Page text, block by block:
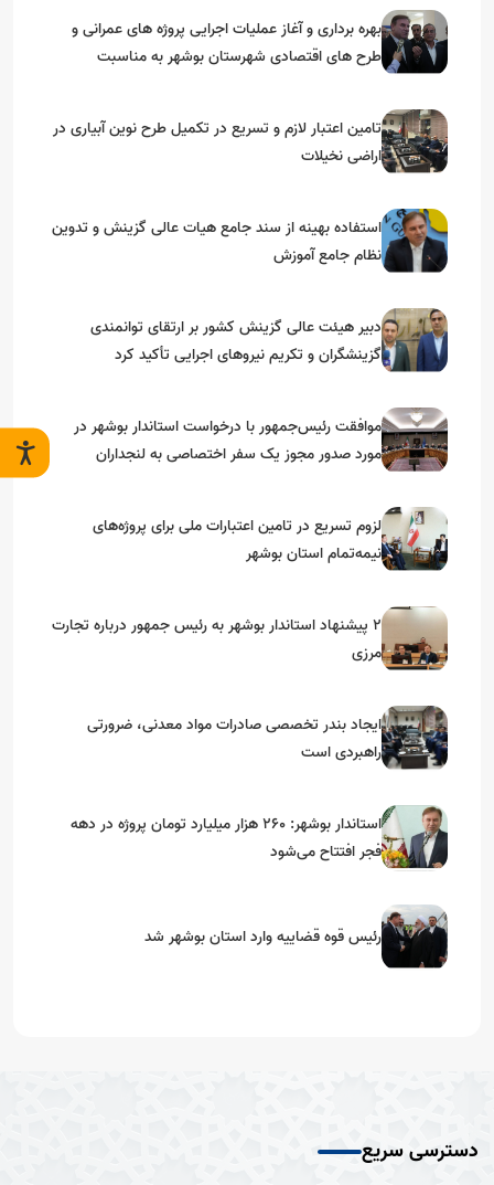
بهره برداری و آغاز عملیات اجرایی پروژه های عمرانی و
طرح های اقتصادی شهرستان بوشهر به مناسبت
تامین اعتبار لازم و تسریع در تکمیل طرح نوین آبیاری در
اراضی نخیلات
استفاده بهینه از سند جامع هیات عالی گزینش و‌ تدوین
نظام جامع آموزش
دبیر هیئت عالی گزینش کشور بر ارتقای توانمندی
گزینشگران و تکریم نیروهای اجرایی تأکید کرد
موافقت رئیس‌جمهور با درخواست استاندار بوشهر در
مورد صدور مجوز یک سفر اختصاصی به لنجداران
لزوم تسریع در تامین اعتبارات ملی برای پروژه‌های
نیمه‌تمام استان بوشهر
۲ پیشنهاد استاندار بوشهر به رئیس جمهور درباره تجارت
مرزی
ایجاد بندر تخصصی صادرات مواد معدنی، ضرورتی
راهبردی است
استاندار بوشهر: ۲۶۰ هزار میلیارد تومان پروژه در دهه
فجر افتتاح می‌شود
رئیس قوه قضاییه وارد استان بوشهر شد
دسترسی سریع